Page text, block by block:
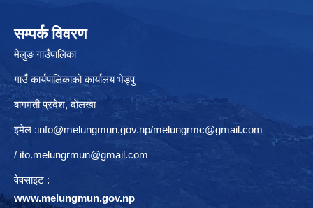
सम्पर्क विवरण
मेलुङ गाउँपालिका
गाउँ कार्यपालिकाको कार्यालय भेड्पु
बागमती प्रदेश, दाेलखा
इमेल :info@melungmun.gov.np/melungrmc@gmail.com
/ ito.melungrmun@gmail.com
वेवसाइट :
www.melungmun.gov.np